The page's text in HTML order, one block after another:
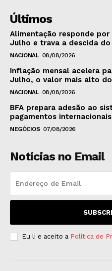
Últimos
Alimentação responde
Julho e trava a descida
NACIONAL 08/08/2026
Inflação mensal acelera
Julho, o valor mais alto
NACIONAL 08/08/2026
BFA prepara adesão ao
pagamentos internacionais
NEGÓCIOS 07/08/2026
Notícias no Email
Eu li e aceito a Política de